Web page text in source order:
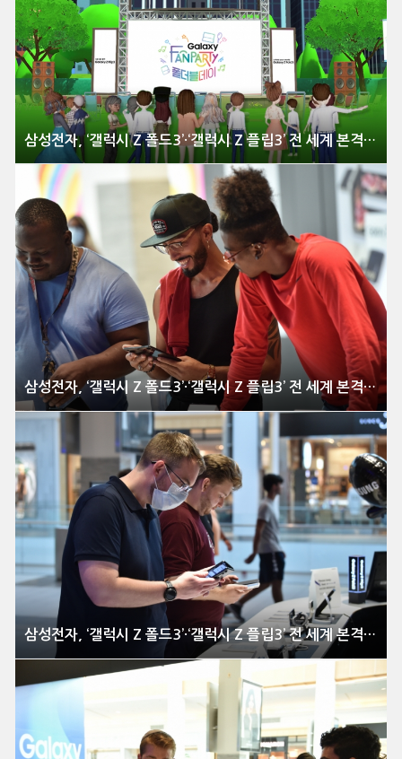
삼성전자, ‘갤럭시 Z 폴드3’·‘갤럭시 Z 플립3’ 전 세계 본격 출시
삼성전자, ‘갤럭시 Z 폴드3’·‘갤럭시 Z 플립3’ 전 세계 본격 출시
삼성전자, ‘갤럭시 Z 폴드3’·‘갤럭시 Z 플립3’ 전 세계 본격 출시